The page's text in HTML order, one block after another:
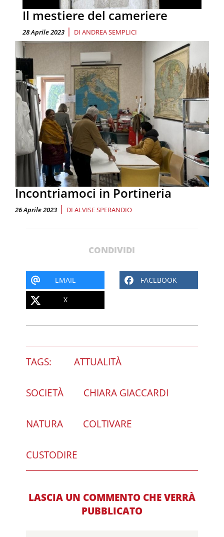
Il mestiere del cameriere
28 Aprile 2023 | DI ANDREA SEMPLICI
Incontriamoci in Portineria
26 Aprile 2023 | DI ALVISE SPERANDIO
CONDIVIDI
EMAIL FACEBOOK
X
TAGS: ATTUALITÀ
SOCIETÀ CHIARA GIACCARDI
NATURA COLTIVARE
CUSTODIRE
LASCIA UN COMMENTO CHE VERRÀ
PUBBLICATO